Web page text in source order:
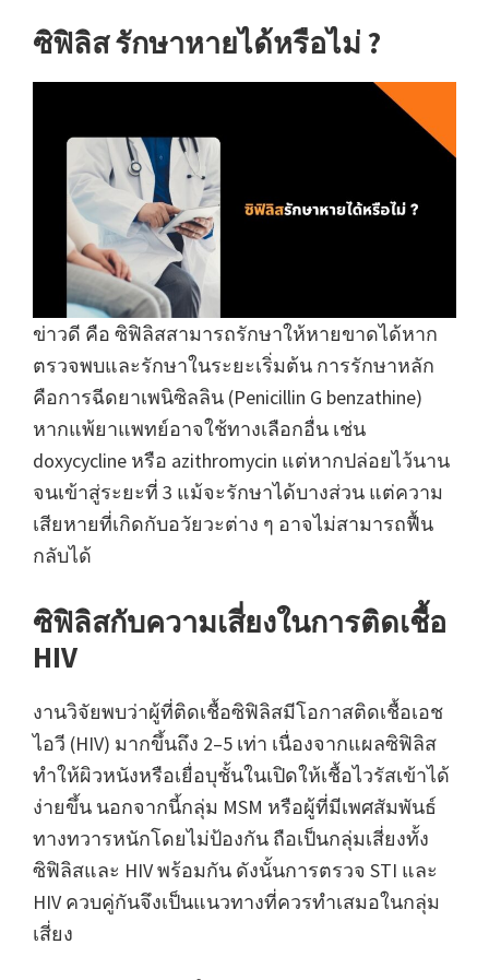
ซิฟิลิส รักษาหายได้หรือไม่ ?
ข่าวดี คือ ซิฟิลิสสามารถรักษาให้หายขาดได้หาก
ตรวจพบและรักษาในระยะเริ่มต้น การรักษาหลัก
คือการฉีดยาเพนิซิลลิน (Penicillin G benzathine)
หากแพ้ยาแพทย์อาจใช้ทางเลือกอื่น เช่น
doxycycline หรือ azithromycin แต่หากปล่อยไว้นาน
จนเข้าสู่ระยะที่ 3 แม้จะรักษาได้บางส่วน แต่ความ
เสียหายที่เกิดกับอวัยวะต่าง ๆ อาจไม่สามารถฟื้น
กลับได้
ซิฟิลิสกับความเสี่ยงในการติดเชื้อ
HIV
งานวิจัยพบว่าผู้ที่ติดเชื้อซิฟิลิสมีโอกาสติดเชื้อเอช
ไอวี (HIV) มากขึ้นถึง 2–5 เท่า เนื่องจากแผลซิฟิลิส
ทำให้ผิวหนังหรือเยื่อบุชั้นในเปิดให้เชื้อไวรัสเข้าได้
ง่ายขึ้น นอกจากนี้กลุ่ม MSM หรือผู้ที่มีเพศสัมพันธ์
ทางทวารหนักโดยไม่ป้องกัน ถือเป็นกลุ่มเสี่ยงทั้ง
ซิฟิลิสและ HIV พร้อมกัน ดังนั้นการตรวจ STI และ
HIV ควบคู่กันจึงเป็นแนวทางที่ควรทำเสมอในกลุ่ม
เสี่ยง